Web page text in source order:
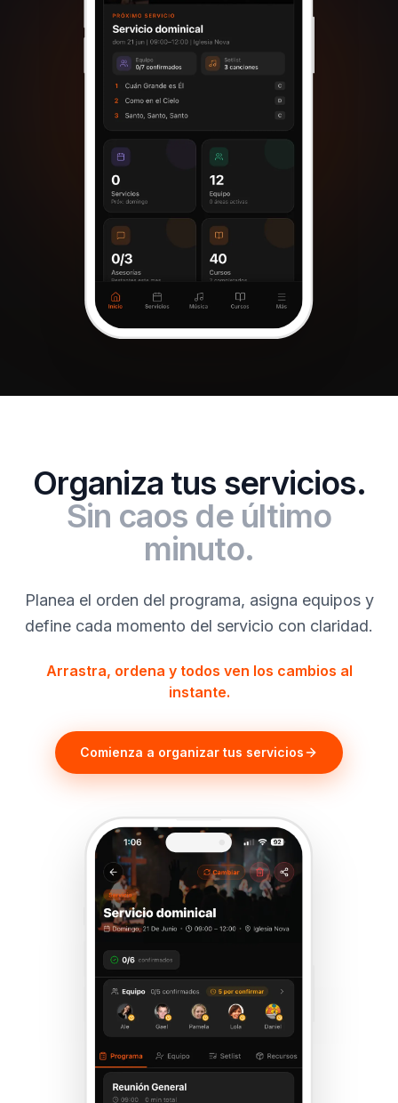
Organiza tus servicios.
Sin caos de último
minuto.
Planea el orden del programa, asigna equipos y
define cada momento del servicio con claridad.
Arrastra, ordena y todos ven los cambios al
instante.
Comienza a organizar tus servicios